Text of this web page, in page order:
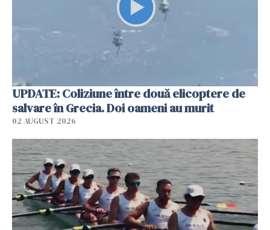
UPDATE: Coliziune între două elicoptere de
salvare în Grecia. Doi oameni au murit
02 AUGUST 2026